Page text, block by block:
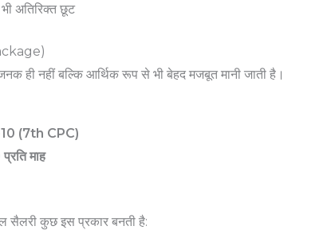
अतिरिक्त छूट
ही नहीं बल्कि आर्थिक रूप से भी बेहद मजबूत मानी जाती है।
(7th CPC)
माह
सैलरी कुछ इस प्रकार बनती है: